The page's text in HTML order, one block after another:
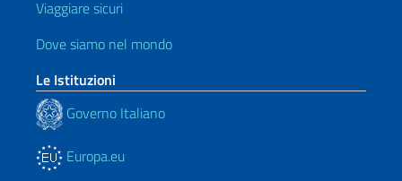
Viaggiare sicuri
Dove siamo nel mondo
Le Istituzioni
Governo Italiano
Europa.eu